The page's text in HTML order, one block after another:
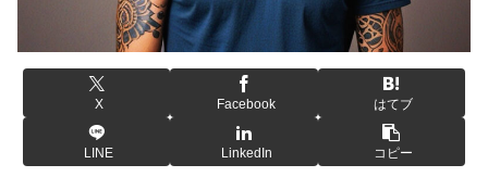
X Facebook はてブ
LINE LinkedIn コピー